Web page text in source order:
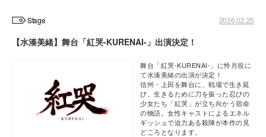
Stage 2026.02.25
【水湊美緒】舞台「紅哭-KURENAI-」出演決定！
舞台「紅哭-KURENAI-」に怜月役に
て水湊美緒の出演が決定！
信州・上田を舞台に、戦場で生き延
び、生きるために刀を振った忍びの
少女たち「紅哭」が立ち向かう宿命
の物語。女性キャストによるエネル
ギッシュで迫力ある殺陣が本作の見
どころとなります。